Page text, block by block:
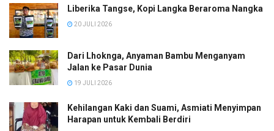
Liberika Tangse, Kopi Langka Beraroma Nangka
20 JULI 2026
Dari Lhoknga, Anyaman Bambu Menganyam
Jalan ke Pasar Dunia
19 JULI 2026
Kehilangan Kaki dan Suami, Asmiati Menyimpan
Harapan untuk Kembali Berdiri